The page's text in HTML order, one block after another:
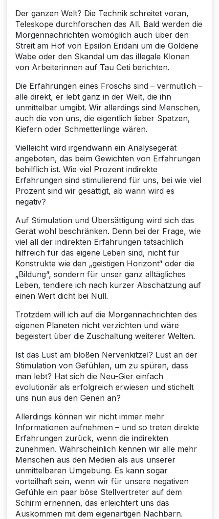
Der ganzen Welt? Die Technik schreitet voran,
Teleskope durchforschen das All. Bald werden die
Morgennachrichten womöglich auch über den
Streit am Hof von Epsilon Eridani um die Goldene
Wabe oder den Skandal um das illegale Klonen
von Arbeiterinnen auf Tau Ceti berichten.
Die Erfahrungen eines Froschs sind – vermutlich –
alle direkt, er lebt ganz in der Welt, die ihn
unmittelbar umgibt. Wir allerdings sind Menschen,
auch die von uns, die eigentlich lieber Spatzen,
Kiefern oder Schmetterlinge wären.
Vielleicht wird irgendwann ein Analysegerät
angeboten, das beim Gewichten von Erfahrungen
behilflich ist. Wie viel Prozent indirekte
Erfahrungen sind stimulierend für uns, bei wie viel
Prozent sind wir gesättigt, ab wann wird es
negativ?
Auf Stimulation und Übersättigung wird sich das
Gerät wohl beschränken. Denn bei der Frage, wie
viel all der indirekten Erfahrungen tatsächlich
hilfreich für das eigene Leben sind, nicht für
Konstrukte wie den „geistigen Horizont“ oder die
„Bildung“, sondern für unser ganz alltägliches
Leben, tendiere ich nach kurzer Abschätzung auf
einen Wert dicht bei Null.
Trotzdem will ich auf die Morgennachrichten des
eigenen Planeten nicht verzichten und wäre
begeistert über die Zuschaltung weiterer Welten.
Ist das Lust am bloßen Nervenkitzel? Lust an der
Stimulation von Gefühlen, um zu spüren, dass
man lebt? Hat sich die Neu-Gier einfach
evolutionär als erfolgreich erwiesen und stichelt
uns nun aus den Genen an?
Allerdings können wir nicht immer mehr
Informationen aufnehmen – und so treten direkte
Erfahrungen zurück, wenn die indirekten
zunehmen. Wahrscheinlich kennen wir alle mehr
Menschen aus den Medien als aus unserer
unmittelbaren Umgebung. Es kann sogar
vorteilhaft sein, wenn wir für unsere negativen
Gefühle ein paar böse Stellvertreter auf dem
Schirm ernennen, das erleichtert uns das
Auskommen mit dem eigenartigen Nachbarn.